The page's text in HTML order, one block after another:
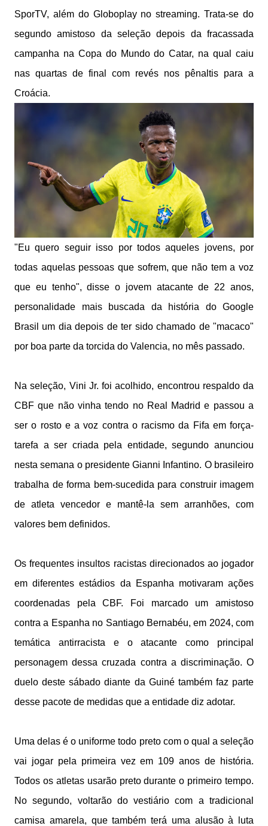
SporTV, além do Globoplay no streaming. Trata-se do
segundo amistoso da seleção depois da fracassada
campanha na Copa do Mundo do Catar, na qual caiu
nas quartas de final com revés nos pênaltis para a
Croácia.
"Eu quero seguir isso por todos aqueles jovens, por
todas aquelas pessoas que sofrem, que não tem a voz
que eu tenho", disse o jovem atacante de 22 anos,
personalidade mais buscada da história do Google
Brasil um dia depois de ter sido chamado de "macaco"
por boa parte da torcida do Valencia, no mês passado.
Na seleção, Vini Jr. foi acolhido, encontrou respaldo da
CBF que não vinha tendo no Real Madrid e passou a
ser o rosto e a voz contra o racismo da Fifa em força-
tarefa a ser criada pela entidade, segundo anunciou
nesta semana o presidente Gianni Infantino. O brasileiro
trabalha de forma bem-sucedida para construir imagem
de atleta vencedor e mantê-la sem arranhões, com
valores bem definidos.
Os frequentes insultos racistas direcionados ao jogador
em diferentes estádios da Espanha motivaram ações
coordenadas pela CBF. Foi marcado um amistoso
contra a Espanha no Santiago Bernabéu, em 2024, com
temática antirracista e o atacante como principal
personagem dessa cruzada contra a discriminação. O
duelo deste sábado diante da Guiné também faz parte
desse pacote de medidas que a entidade diz adotar.
Uma delas é o uniforme todo preto com o qual a seleção
vai jogar pela primeira vez em 109 anos de história.
Todos os atletas usarão preto durante o primeiro tempo.
No segundo, voltarão do vestiário com a tradicional
camisa amarela, que também terá uma alusão à luta